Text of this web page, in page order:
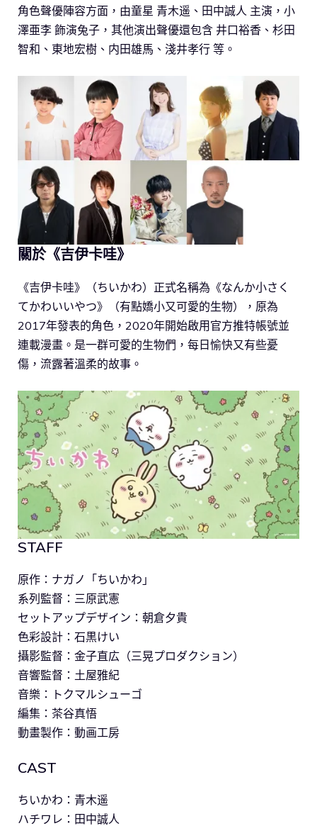
角色聲優陣容方面，由童星 青木遥、田中誠人 主演，小
澤亜李 飾演兔子，其他演出聲優還包含 井口裕香、杉田
智和、東地宏樹、内田雄馬、淺井孝行 等。
關於《吉伊卡哇》
《吉伊卡哇》（ちいかわ）正式名稱為《なんか小さく
てかわいいやつ》（有點嬌小又可愛的生物），原為
2017年發表的角色，2020年開始啟用官方推特帳號並
連載漫畫。是一群可愛的生物們，每日愉快又有些憂
傷，流露著溫柔的故事。
STAFF
原作：ナガノ「ちいかわ」
系列監督：三原武憲
セットアップデザイン：朝倉夕貴
色彩設計：石黒けい
攝影監督：金子直広（三晃プロダクション）
音響監督：土屋雅紀
音樂：トクマルシューゴ
編集：茶谷真悟
動畫製作：動画工房
CAST
ちいかわ：青木遥
ハチワレ：田中誠人